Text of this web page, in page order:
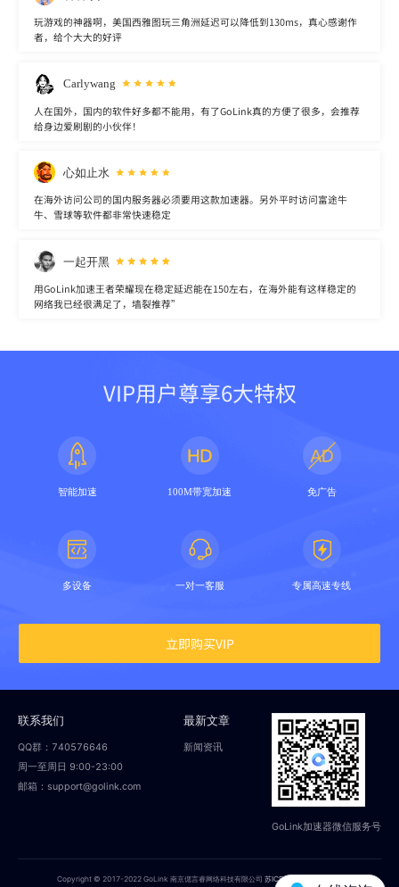
玩游戏的神器啊，美国西雅图玩三角洲延迟可以降低到130ms，真心感谢作
者，给个大大的好评
Carlywang
人在国外，国内的软件好多都不能用，有了GoLink真的方便了很多，会推荐
给身边爱刷剧的小伙伴！
心如止水
在海外访问公司的国内服务器必须要用这款加速器。另外平时访问富途牛
牛、雪球等软件都非常快速稳定
一起开黑
用GoLink加速王者荣耀现在稳定延迟能在150左右，在海外能有这样稳定的
网络我已经很满足了，墙裂推荐”
VIP用户尊享6大特权
智能加速 100M带宽加速 免广告
多设备 一对一客服 专属高速专线
立即购买VIP
联系我们
QQ群：740576646
周一至周日 9:00-23:00
邮箱：support@golink.com
最新文章
新闻资讯
GoLink加速器微信服务号
Copyright © 2017-2022 GoLink 南京偲言睿网络科技有限公司苏ICP备18014251号-2